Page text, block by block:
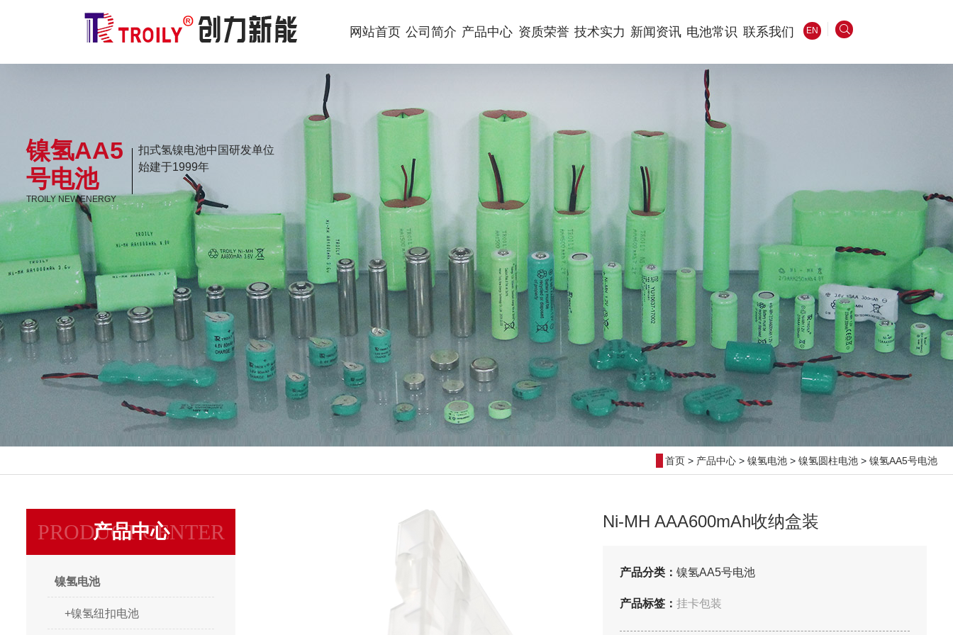
网站首页 公司简介 产品中心 资质荣誉 技术实力 新闻资讯 电池常识 联系我们 EN
镍氢AA5
号电池
TROILY NEW ENERGY
扣式氢镍电池中国研发单位
始建于1999年
首页 > 产品中心 > 镍氢电池 > 镍氢圆柱电池 > 镍氢AA5号电池
产品中心
PRODUCT CENTER
镍氢电池
+镍氢纽扣电池
Ni-MH AAA600mAh收纳盒装
产品分类： 镍氢AA5号电池
产品标签： 挂卡包装